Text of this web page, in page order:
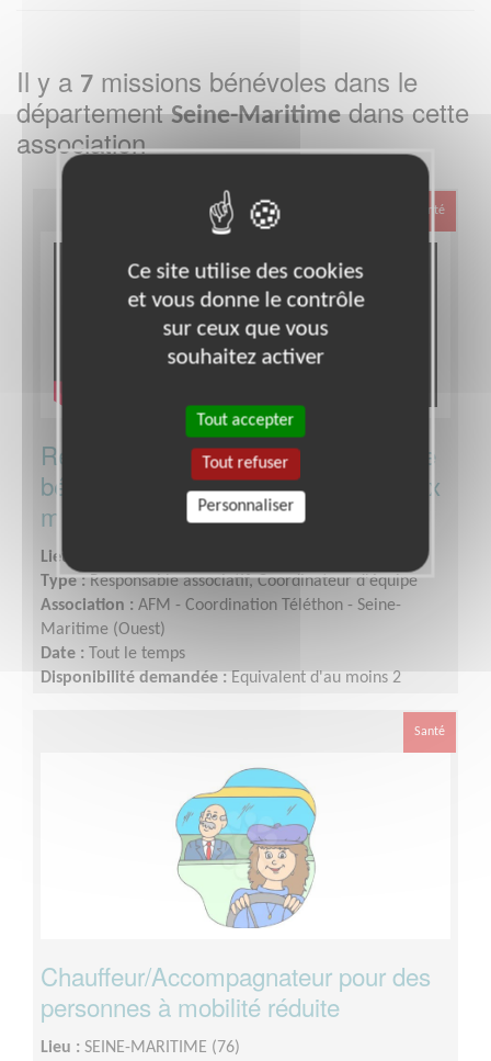
Il y a 7 missions bénévoles dans le
départementSeine-Maritimedans cette
association
Santé
Responsable départemental d’équipe
bénévole d'une association d'aide aux
malades
Lieu :
Type :Responsable associatif, Coordinateur d'équipe
Association : AFM - Coordination Téléthon - Seine-
Maritime (Ouest)
Date :
Tout le temps
Disponibilité demandée : Equivalent d'au moins 2
Santé
Chauffeur/Accompagnateur pour des
personnes à mobilité réduite
Lieu : SEINE-MARITIME (76)
Ce site utilise des cookies
et vous donne le contrôle
sur ceux que vous
souhaitez activer
Tout accepter
Tout refuser
Personnaliser